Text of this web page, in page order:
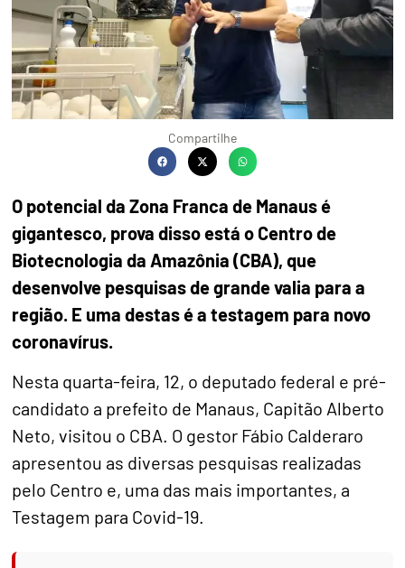
Compartilhe
O potencial da Zona Franca de Manaus é
gigantesco, prova disso está o Centro de
Biotecnologia da Amazônia (CBA), que
desenvolve pesquisas de grande valia para a
região. E uma destas é a testagem para novo
coronavírus.
Nesta quarta-feira, 12, o deputado federal e pré-
candidato a prefeito de Manaus, Capitão Alberto
Neto, visitou o CBA. O gestor Fábio Calderaro
apresentou as diversas pesquisas realizadas
pelo Centro e, uma das mais importantes, a
Testagem para Covid-19.